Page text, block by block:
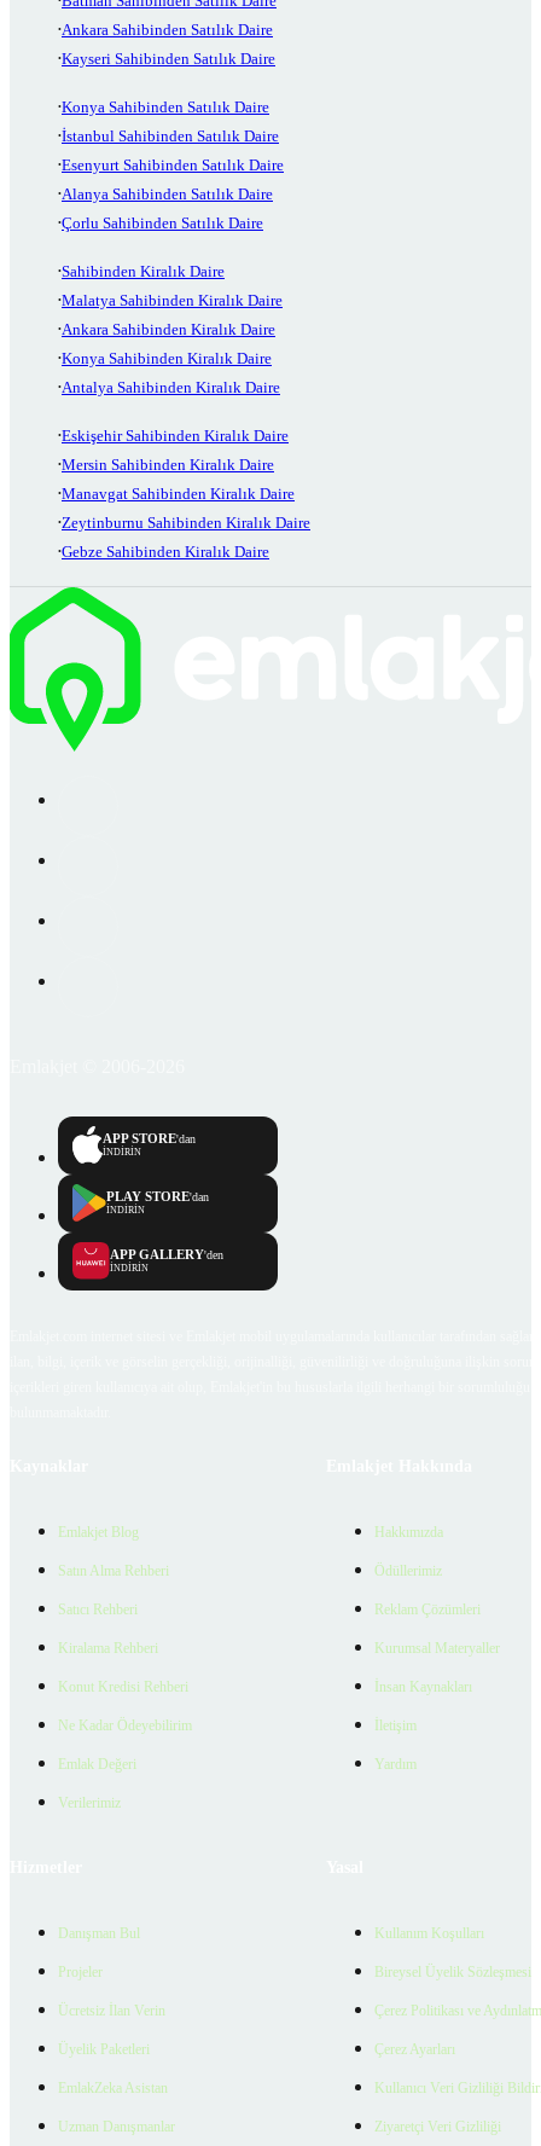
Ankara Sahibinden Satılık Daire
Kayseri Sahibinden Satılık Daire
Konya Sahibinden Satılık Daire
İstanbul Sahibinden Satılık Daire
Esenyurt Sahibinden Satılık Daire
Alanya Sahibinden Satılık Daire
Çorlu Sahibinden Satılık Daire
Sahibinden Kiralık Daire
Malatya Sahibinden Kiralık Daire
Ankara Sahibinden Kiralık Daire
Konya Sahibinden Kiralık Daire
Antalya Sahibinden Kiralık Daire
Eskişehir Sahibinden Kiralık Daire
Mersin Sahibinden Kiralık Daire
Manavgat Sahibinden Kiralık Daire
Zeytinburnu Sahibinden Kiralık Daire
Gebze Sahibinden Kiralık Daire
APP STORE'dan
İNDİRİN
PLAY STORE'dan
İNDİRİN
APP GALLERY'den
İNDİRİN
Emlakjet Blog
Satın Alma Rehberi
Satıcı Rehberi
Kiralama Rehberi
Konut Kredisi Rehberi
Ne Kadar Ödeyebilirim
Emlak Değeri
Verilerimiz
Hakkımızda
Ödüllerimiz
Reklam Çözümleri
Kurumsal Materyaller
İnsan Kaynakları
İletişim
Yardım
Danışman Bul
Projeler
Ücretsiz İlan Verin
Üyelik Paketleri
EmlakZeka Asistan
Uzman Danışmanlar
Kullanım Koşulları
Bireysel Üyelik Sözleşmesi
Çerez Politikası ve
Çerez Ayarları
Kullanıcı Veri Gizliliği
Ziyaretçi Veri Gizliliği